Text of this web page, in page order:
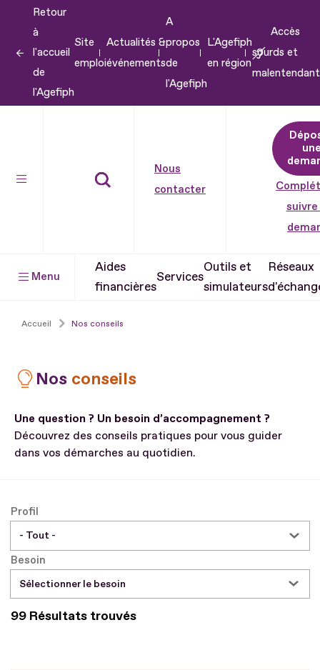
contenu
Retour
à
l'accueil
de
l'Agefiph
Site
emploi
Actualités &
événements
A
propos
de
l'Agefiph
L'Agefiph
en région
Accès
sourds et
Nous
contacter
suivre
Menu
Aides
financières
Services
Outils et
simulateurs
Réseaux
Accueil Nos conseils
Nos conseils
Une question ? Un besoin d’accompagnement ?
Découvrez des conseils pratiques pour vous guider
dans vos démarches au quotidien.
Profil
Besoin
Sélectionner le besoin
99 Résultats trouvés